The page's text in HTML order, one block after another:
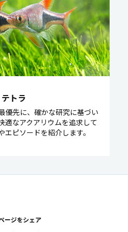
テトラ
優先に、確かな研究に基づい
適なアクアリウムを追求して
ピソードを紹介します。
ージをシェア